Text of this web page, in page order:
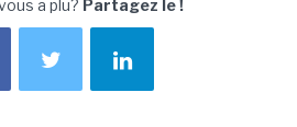
a plu? Partagez le !